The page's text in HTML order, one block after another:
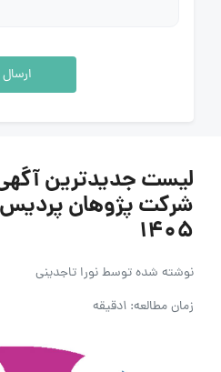
ارسال
لیست جدیدترین
1405
نوشته شده توسطنورا تاجدینی
زمان مطالعه: 1دقیقه